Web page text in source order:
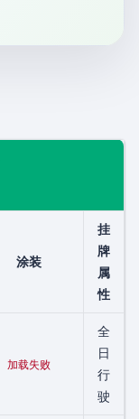
涂装
挂
牌
属
性
加载失败
全
日
行
驶